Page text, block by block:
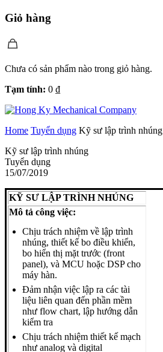
Giỏ hàng
Chưa có sản phẩm nào trong giỏ hàng.
Tạm tính: 0 ₫
Home Tuyển dụng Kỹ sư lập trình nhúng
Kỹ sư lập trình nhúng
Tuyển dụng
15/07/2019
KỸ SƯ LẬP TRÌNH NHÚNG
Mô tả công việc:
Chịu trách nhiệm về lập trình
nhúng, thiết kế bo điều khiển,
bo hiển thị mặt trước (front
panel), và MCU hoặc DSP cho
máy hàn.
Đảm nhận việc lập ra các tài
liệu liên quan đến phần mềm
như flow chart, lập hướng dẫn
kiểm tra
Chịu trách nhiệm thiết kế mạch
như analog và digital